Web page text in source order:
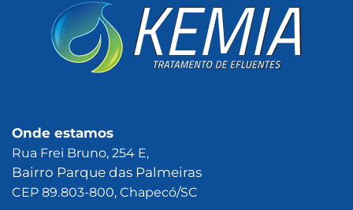
Onde estamos
Rua Frei Bruno, 254 E,
Bairro Parque das Palmeiras
CEP 89.803-800, Chapecó/SC